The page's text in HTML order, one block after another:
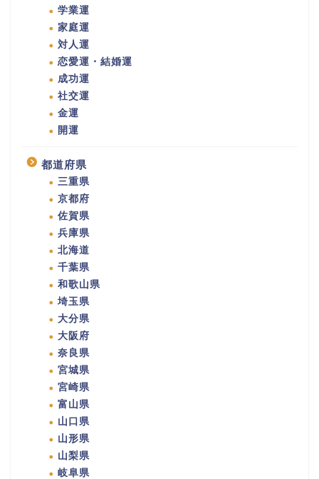
学業運
家庭運
対人運
恋愛運・結婚運
成功運
社交運
金運
開運
都道府県
三重県
京都府
佐賀県
兵庫県
北海道
千葉県
和歌山県
埼玉県
大分県
大阪府
奈良県
宮城県
宮崎県
富山県
山口県
山形県
山梨県
岐阜県